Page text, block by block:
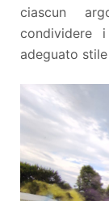
ciascun
condividere
adeguato